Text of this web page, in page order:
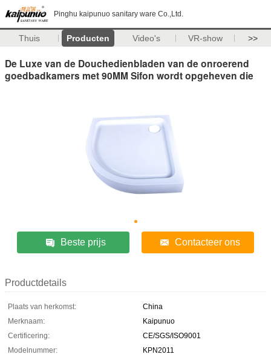
Pinghu kaipunuo sanitary ware Co.,Ltd.
Thuis Producten Video's VR-show >>
De Luxe van de Douchedienbladen van de onroerend
goedbadkamers met 90MM Sifon wordt opgeheven die
Beste prijs Contacteer ons
Productdetails
Plaats van herkomst:
China
Merknaam:
Kaipunuo
Certificering:
CE/SGS/ISO9001
Modelnummer:
KPN2011